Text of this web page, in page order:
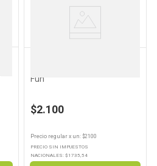
Ver
Producto
Fun
$2.100
Precio regularx un: $2100
PRECIO SIN IMPUESTOS
NACIONALES: $ 1735,54